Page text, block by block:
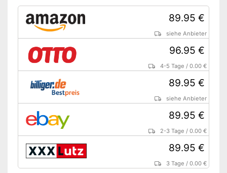
89.95 €
siehe Anbieter
96.95 €
4-5 Tage /0.00 €
89.95 €
siehe Anbieter
89.95 €
2-3 Tage /0.00 €
89.95 €
3 Tage /0.00 €